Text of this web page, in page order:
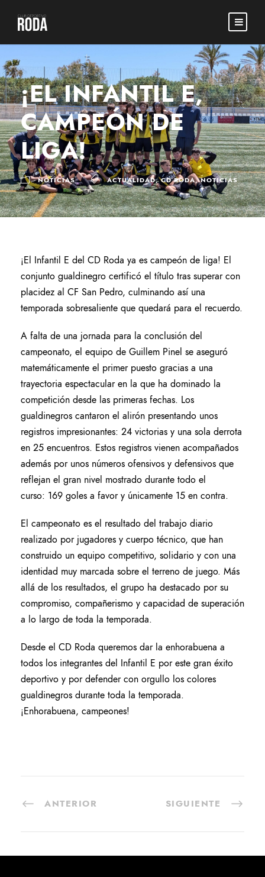
¡EL INFANTIL E,
CAMPEÓN DE
LIGA!
NOTICIAS ACTUALIDAD, CD RODA, NOTICIAS
¡El Infantil E del CD Roda ya es campeón de liga! El
conjunto gualdinegro certificó el título tras superar con
placidez al CF San Pedro, culminando así una
temporada sobresaliente que quedará para el recuerdo.
A falta de una jornada para la conclusión del
campeonato, el equipo de Guillem Pinel se aseguró
matemáticamente el primer puesto gracias a una
trayectoria espectacular en la que ha dominado la
competición desde las primeras fechas. Los
gualdinegros cantaron el alirón presentando unos
registros impresionantes: 24 victorias y una sola derrota
en 25 encuentros. Estos registros vienen acompañados
además por unos números ofensivos y defensivos que
reflejan el gran nivel mostrado durante todo el
curso: 169 goles a favor y únicamente 15 en contra.
El campeonato es el resultado del trabajo diario
realizado por jugadores y cuerpo técnico, que han
construido un equipo competitivo, solidario y con una
identidad muy marcada sobre el terreno de juego. Más
allá de los resultados, el grupo ha destacado por su
compromiso, compañerismo y capacidad de superación
a lo largo de toda la temporada.
Desde el CD Roda queremos dar la enhorabuena a
todos los integrantes del Infantil E por este gran éxito
deportivo y por defender con orgullo los colores
gualdinegros durante toda la temporada.
¡Enhorabuena, campeones!
ANTERIOR SIGUIENTE